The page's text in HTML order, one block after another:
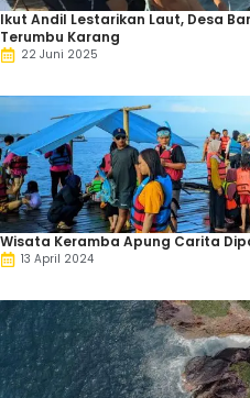
Ikut Andil Lestarikan Laut, Desa
Terumbu Karang
22 Juni 2025
Wisata Keramba Apung Carita
13 April 2024